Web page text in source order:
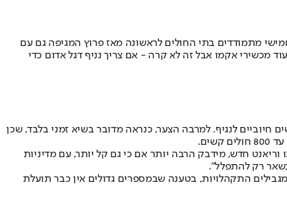
מתמודדים בתי החולים לראשונה מאז פרוץ המגיפה גם עם
מכשירי אקמו אבל זה לא קרה - אם צריך נניף דגל אדום כדי
גל הקורונה החמישי, הגיעה ישראל לנקודת הזמן שבה שוב נשבר השיא המפוקפק של מספר הנדבקים, כאשר ביום אחד אובחנו 11,978 אנשים חיוביים לנגיף. למרבה הצער, כנראה מדובר בשיא זמני בלבד, שכן
חדש, מידבק הרבה יותר אם כי גם קל יותר, עם מדיניות
רק להתפלל".
התקהלויות, בטענה שבמספרים גדולים אין כבר תועלת